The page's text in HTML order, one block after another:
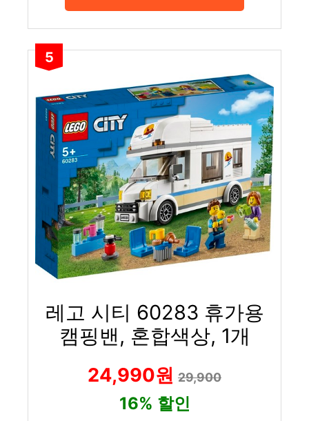
5
레고 시티 60283 휴가용
캠핑밴, 혼합색상, 1개
24,990원 29,900
16% 할인